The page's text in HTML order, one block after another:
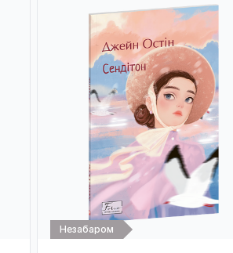
Незабаром